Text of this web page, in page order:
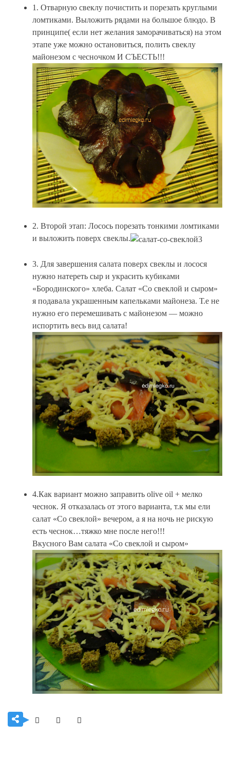
1. Отварную свеклу почистить и порезать круглыми
ломтиками. Выложить рядами на большое блюдо. В
принципе( если нет желания заморачиваться) на этом
этапе уже можно остановиться, полить свеклу
майонезом с чесночком И СЪЕСТЬ!!!
2. Второй этап: Лосось порезать тонкими ломтиками
и выложить поверх свеклы.
3. Для завершения салата поверх свеклы и лосося
нужно натереть сыр и украсить кубиками
«Бородинского» хлеба. Салат «Со свеклой и сыром»
я подавала украшенным капельками майонеза. Т.е не
нужно его перемешивать с майонезом — можно
испортить весь вид салата!
4.Как вариант можно заправить olive oil + мелко
чеснок. Я отказалась от этого варианта, т.к мы ели
салат «Со свеклой» вечером, а я на ночь не рискую
есть чеснок…тяжко мне после него!!!
Вкусного Вам салата «Со свеклой и сыром»